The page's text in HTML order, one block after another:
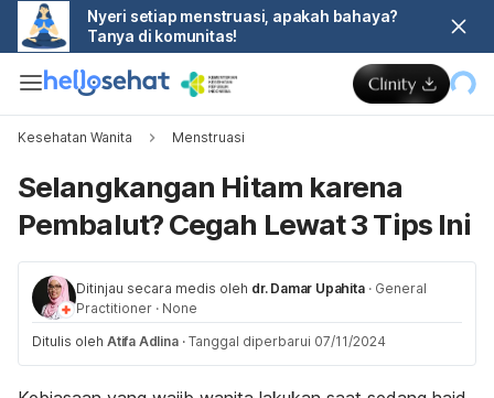
Nyeri setiap menstruasi, apakah bahaya?
Tanya di komunitas!
Kesehatan Wanita Menstruasi
Selangkangan Hitam karena
Pembalut? Cegah Lewat 3 Tips Ini
Ditinjau secara medis oleh dr. Damar Upahita · General
Practitioner · None
Ditulis oleh Atifa Adlina · Tanggal diperbarui 07/11/2024